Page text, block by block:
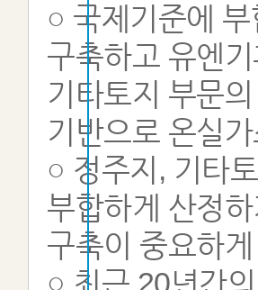
○ 국제기준에
구축하고 유엔
기타토지 부문
기반으로 온실
○ 정주지, 기타
부합하게 산정
구축이 중요하
○ 최근 20년간